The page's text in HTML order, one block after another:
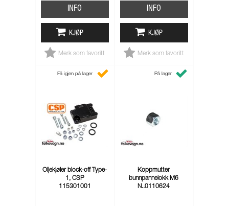
INFO
KJØP
Merk som favoritt
INFO
KJØP
Merk som favoritt
Få igjen på lager
Oljekjøler block-off Type-
1, CSP
115301001
På lager
Koppmutter
bunnpannelokk M6
N..0110624